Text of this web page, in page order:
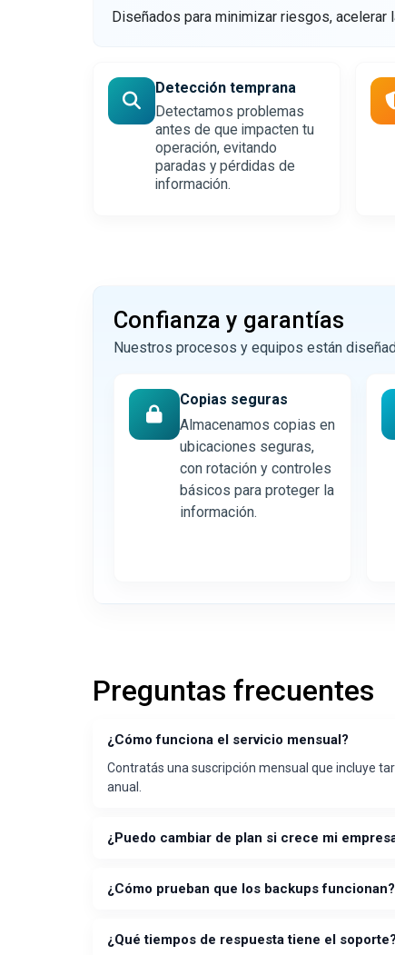
Diseñados para minimizar riesgos, acelerar
Detección temprana
Detectamos problemas
antes de que impacten tu
operación, evitando
paradas y pérdidas de
información.
Confianza y garantías
Nuestros procesos y equipos están
Copias seguras
Almacenamos copias en
ubicaciones seguras,
con rotación y controles
básicos para proteger la
información.
Preguntas frecuentes
¿Cómo funciona el servicio mensual?
Contratás una suscripción mensual que incluye
anual.
¿Puedo cambiar de plan si crece mi
¿Cómo prueban que los backups funcionan?
¿Qué tiempos de respuesta tiene el soporte?